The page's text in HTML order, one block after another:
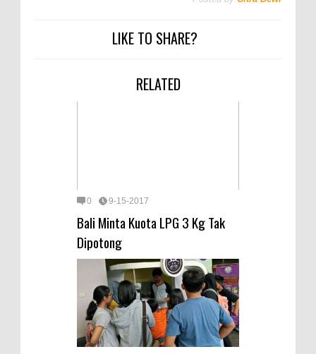
LIKE TO SHARE?
RELATED
0 9-15-2017
Bali Minta Kuota LPG 3 Kg Tak
Dipotong